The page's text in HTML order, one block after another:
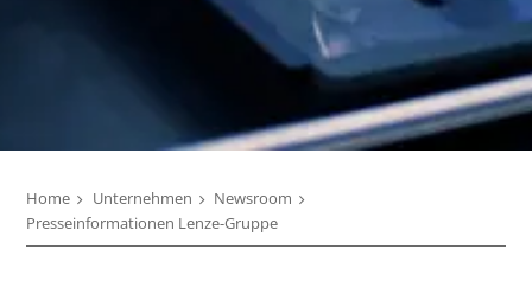
Home Unternehmen
Newsroom
Presseinformationen Lenze-Gruppe